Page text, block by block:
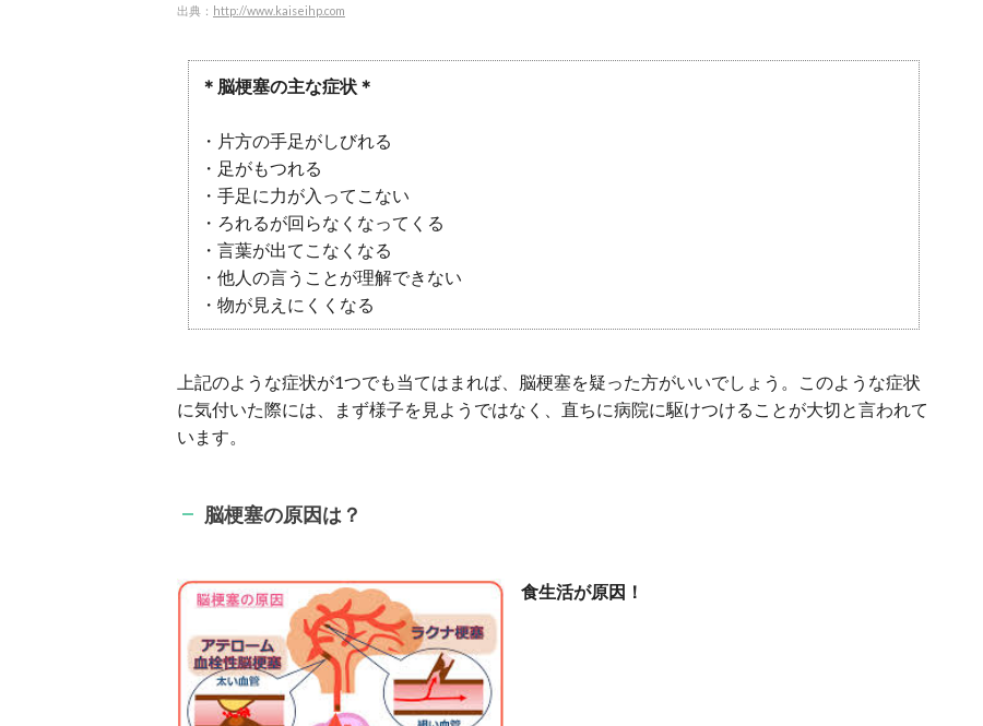
出典： http://www.kaiseihp.com
＊脳梗塞の主な症状＊
・片方の手足がしびれる
・足がもつれる
・手足に力が入ってこない
・ろれるが回らなくなってくる
・言葉が出てこなくなる
・他人の言うことが理解できない
・物が見えにくくなる
上記のような症状が1つでも当てはまれば、脳梗塞を疑った方がいいでしょう。このような症状
に気付いた際には、まず様子を見ようではなく、直ちに病院に駆けつけることが大切と言われて
います。
脳梗塞の原因は？
食生活が原因！